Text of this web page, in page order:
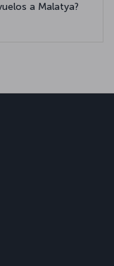
a Malatya?